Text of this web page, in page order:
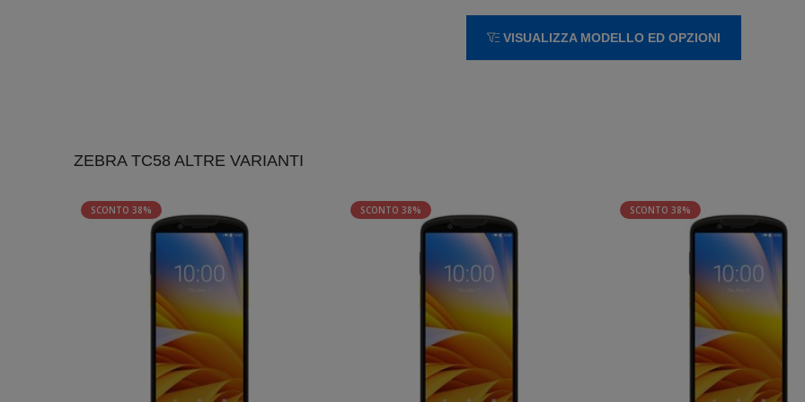
VISUALIZZA MODELLO ED OPZIONI
ZEBRA TC58 ALTRE VARIANTI
SCONTO 38% SCONTO 38% SCONTO 38%